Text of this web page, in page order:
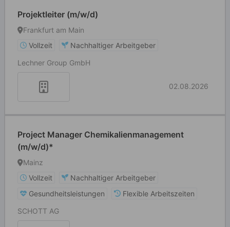
Projektleiter (m/w/d)
Frankfurt am Main
Vollzeit
Nachhaltiger Arbeitgeber
Lechner Group GmbH
02.08.2026
Project Manager Chemikalienmanagement
(m/w/d)*
Mainz
Vollzeit
Nachhaltiger Arbeitgeber
Gesundheitsleistungen
Flexible Arbeitszeiten
SCHOTT AG